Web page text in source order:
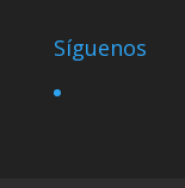
Síguenos